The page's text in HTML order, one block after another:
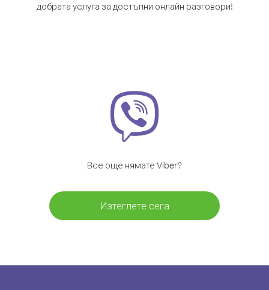
добрата услуга за достъпни онлайн разговори!
Все още нямате Viber?
Изтеглете сега